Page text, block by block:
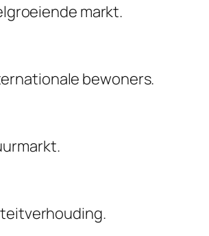
markt.
bewoners.